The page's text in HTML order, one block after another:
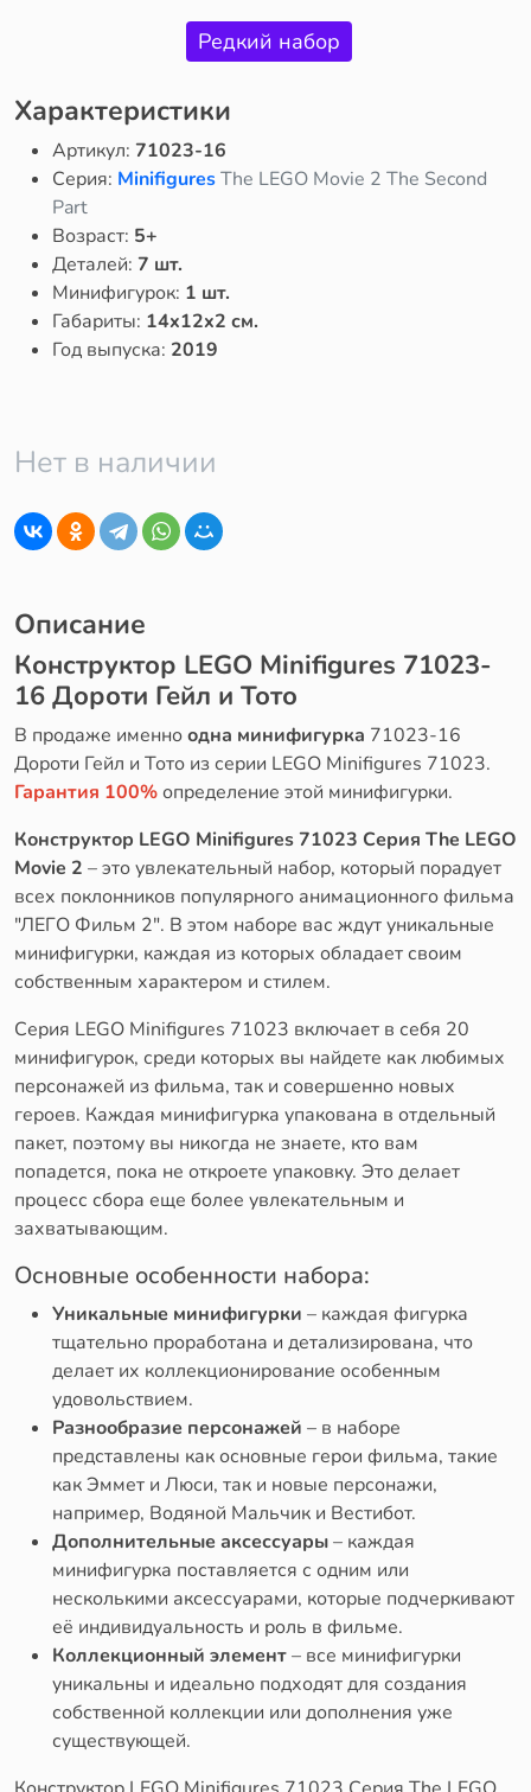
Редкий набор
Характеристики
Артикул: 71023-16
Серия: MinifiguresThe LEGO Movie 2 The Second
Part
Возраст: 5+
Деталей: 7 шт.
Минифигурок: 1 шт.
Габариты: 14x12x2 см.
Год выпуска: 2019
Нет в наличии
Описание
Конструктор LEGO Minifigures 71023-
16 Дороти Гейл и Тото
В продаже именноодна минифигурка 71023-16
Дороти Гейл и Тото из серии LEGO Minifigures 71023.
Гарантия 100%определение этой минифигурки.
Конструктор LEGO Minifigures 71023 Серия The LEGO
Movie 2 – это увлекательный набор, который порадует
всех поклонников популярного анимационного фильма
"ЛЕГО Фильм 2". В этом наборе вас ждут уникальные
минифигурки, каждая из которых обладает своим
собственным характером и стилем.
Серия LEGO Minifigures 71023 включает в себя 20
минифигурок, среди которых вы найдете как любимых
персонажей из фильма, так и совершенно новых
героев. Каждая минифигурка упакована в отдельный
пакет, поэтому вы никогда не знаете, кто вам
попадется, пока не откроете упаковку. Это делает
процесс сбора еще более увлекательным и
захватывающим.
Основные особенности набора:
Уникальные минифигурки – каждая фигурка
тщательно проработана и детализирована, что
делает их коллекционирование особенным
удовольствием.
Разнообразие персонажей – в наборе
представлены как основные герои фильма, такие
как Эммет и Люси, так и новые персонажи,
например, Водяной Мальчик и Вестибот.
Дополнительные аксессуары– каждая
минифигурка поставляется с одним или
несколькими аксессуарами, которые подчеркивают
её индивидуальность и роль в фильме.
Коллекционный элемент– все минифигурки
уникальны и идеально подходят для создания
собственной коллекции или дополнения уже
существующей.